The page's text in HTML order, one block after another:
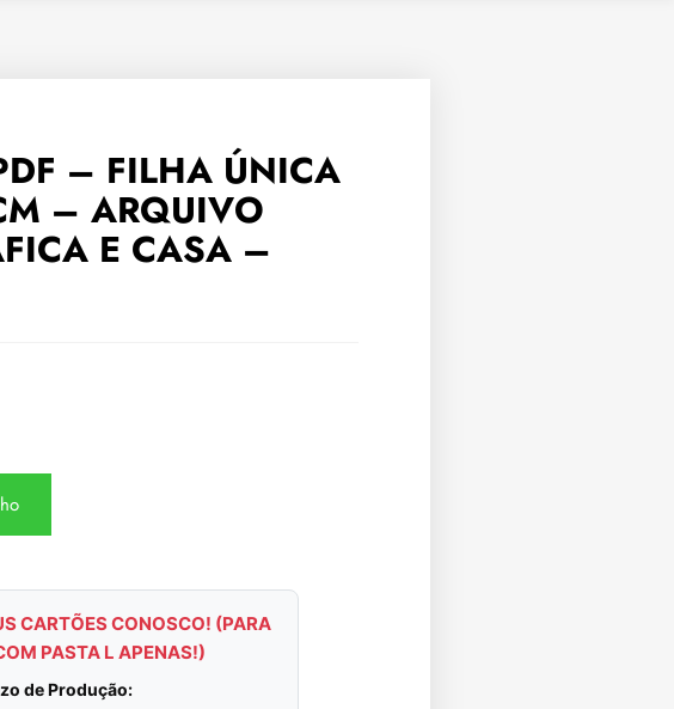
– FILHA ÚNICA
– ARQUIVO
E CASA –
CARTÕES CONOSCO! (PARA
PASTA L APENAS!)
de Produção: